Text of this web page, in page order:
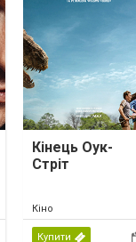
Кінець Оук-
Стріт
Кіно
Купити